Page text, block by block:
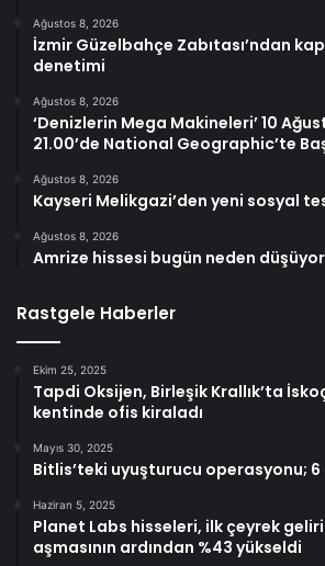
Ağustos 8, 2026
İzmir Güzelbahçe Zabıtası’ndan
denetimi
Ağustos 8, 2026
‘Denizlerin Mega Makineleri’ 10
21.00’de National Geographic’te
Ağustos 8, 2026
Kayseri Melikgazi’den yeni sosyal
Ağustos 8, 2026
Amrize hissesi bugün neden
Rastgele Haberler
Ekim 25, 2025
Tapdi Oksijen, Birleşik Krallık’ta
kentinde ofis kiraladı
Mayıs 30, 2025
Bitlis’teki uyuşturucu operasyonu;
Haziran 5, 2025
Planet Labs hisseleri, ilk çeyrek
aşmasının ardından %43 yükseldi